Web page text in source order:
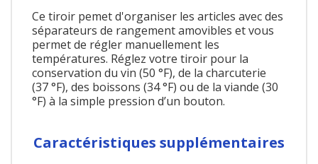
Ce tiroir pemet d'organiser les articles avec des
séparateurs de rangement amovibles et vous
permet de régler manuellement les
températures. Réglez votre tiroir pour la
conservation du vin (50 °F), de la charcuterie
(37 °F), des boissons (34 °F) ou de la viande (30
°F) à la simple pression d’un bouton.
Caractéristiques supplémentaires